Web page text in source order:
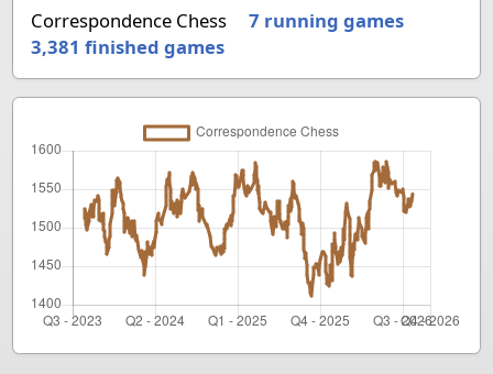
Correspondence Chess
7 running games
3,381 finished games